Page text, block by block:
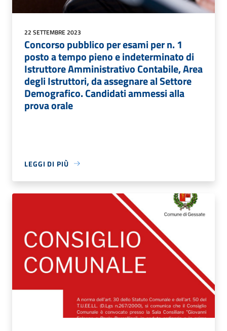
22 SETTEMBRE 2023
Concorso pubblico per esami per n. 1
posto a tempo pieno e indeterminato di
Istruttore Amministrativo Contabile, Area
degli Istruttori, da assegnare al Settore
Demografico. Candidati ammessi alla
prova orale
LEGGI DI PIÙ